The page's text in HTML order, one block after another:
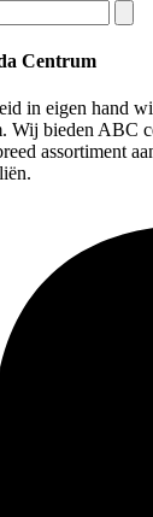
Centrum
in eigen hand
Wij bieden ABC
assortiment